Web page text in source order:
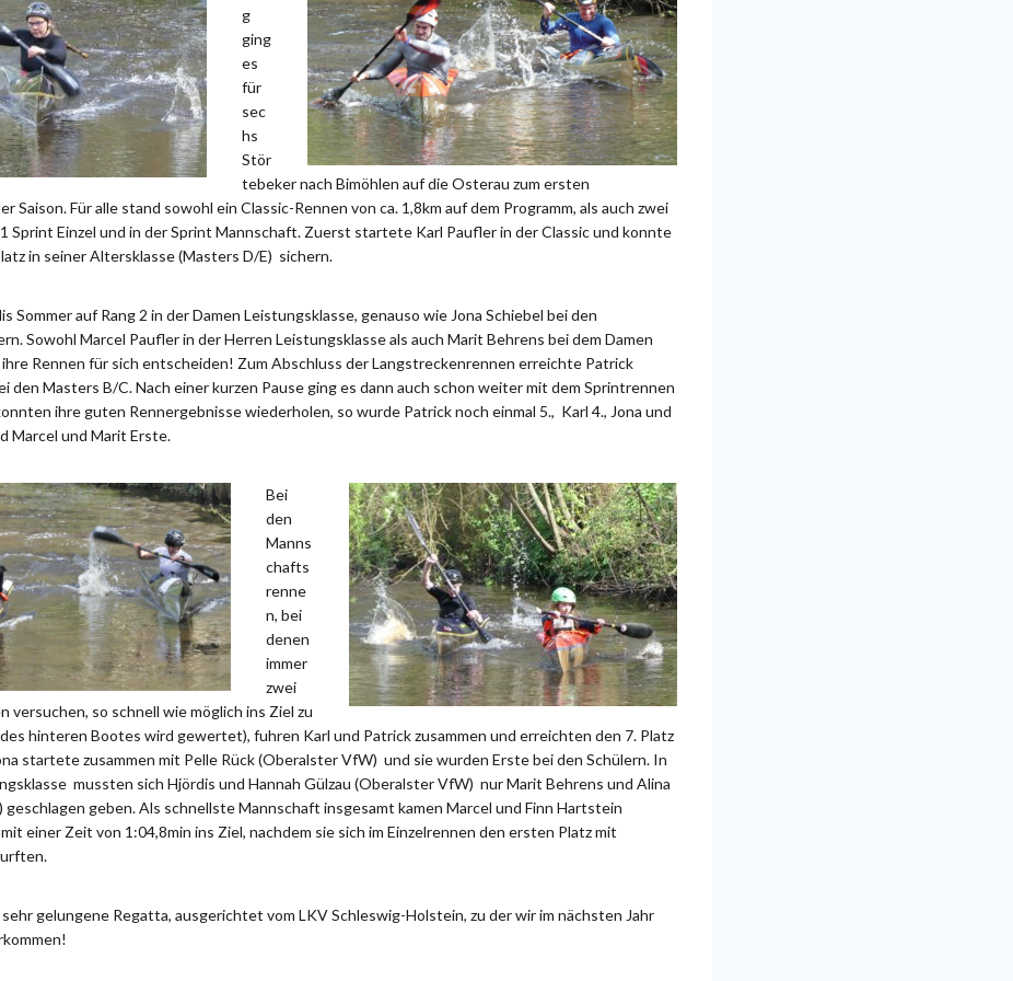
g
ging
es
für
sec
hs
Stör
tebeker nach Bimöhlen auf die Osterau zum ersten
Saison. Für alle stand sowohl ein Classic-Rennen von ca. 1,8km auf dem Programm, als auch zwei
Sprint Einzel und in der Sprint Mannschaft. Zuerst startete Karl Paufler in der Classic und konnte
in seiner Altersklasse (Masters D/E) sichern.
Sommer auf Rang 2 in der Damen Leistungsklasse, genauso wie Jona Schiebel bei den
Sowohl Marcel Paufler in der Herren Leistungsklasse als auch Marit Behrens bei dem Damen
Rennen für sich entscheiden! Zum Abschluss der Langstreckenrennen erreichte Patrick
den Masters B/C. Nach einer kurzen Pause ging es dann auch schon weiter mit dem Sprintrennen
ihre guten Rennergebnisse wiederholen, so wurde Patrick noch einmal 5., Karl 4., Jona und
Marcel und Marit Erste.
Bei
den
Manns
chafts
renne
n, bei
denen
immer
zwei
versuchen, so schnell wie möglich ins Ziel zu
hinteren Bootes wird gewertet), fuhren Karl und Patrick zusammen und erreichten den 7. Platz
startete zusammen mit Pelle Rück (Oberalster VfW) und sie wurden Erste bei den Schülern. In
mussten sich Hjördis und Hannah Gülzau (Oberalster VfW) nur Marit Behrens und Alina
geschlagen geben. Als schnellste Mannschaft insgesamt kamen Marcel und Finn Hartstein
einer Zeit von 1:04,8min ins Ziel, nachdem sie sich im Einzelrennen den ersten Platz mit
gelungene Regatta, ausgerichtet vom LKV Schleswig-Holstein, zu der wir im nächsten Jahr